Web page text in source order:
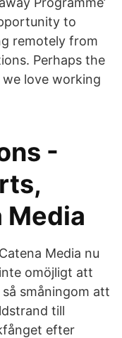
to
remotely from
Perhaps the
love working
-
Media
Media nu
omöjligt att
småningom att
till
efter